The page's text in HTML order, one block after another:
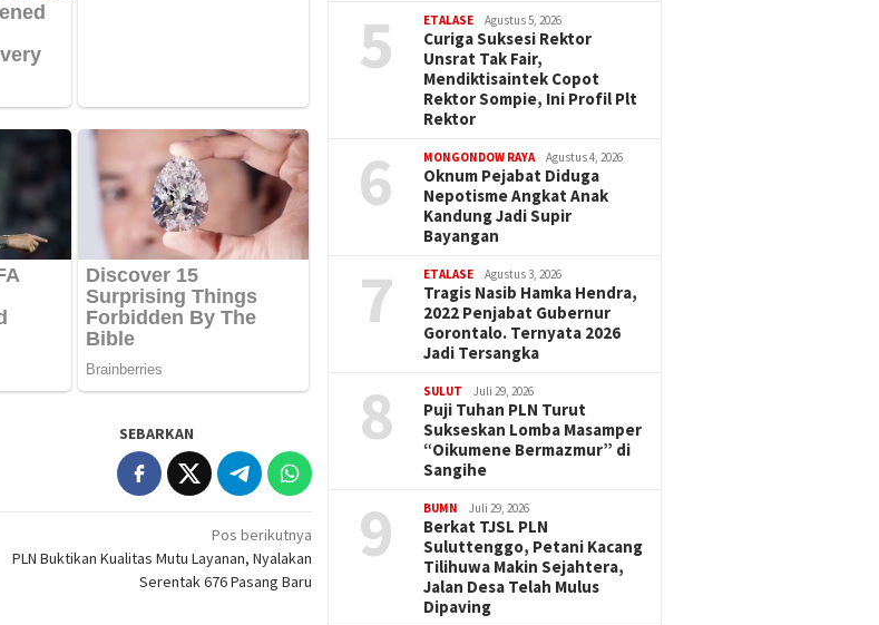
SEBARKAN
Pos berikutnya
PLN Buktikan Kualitas Mutu Layanan, Nyalakan
Serentak 676 Pasang Baru
5 ETALASE Agustus 5, 2026
Curiga Suksesi Rektor
Unsrat Tak Fair,
Mendiktisaintek Copot
Rektor Sompie, Ini Profil Plt
Rektor
6 MONGONDOW RAYA Agustus 4, 2026
Oknum Pejabat Diduga
Nepotisme Angkat Anak
Kandung Jadi Supir
Bayangan
7 ETALASE Agustus 3, 2026
Tragis Nasib Hamka Hendra,
2022 Penjabat Gubernur
Gorontalo. Ternyata 2026
Jadi Tersangka
8 SULUT Juli 29, 2026
Puji Tuhan PLN Turut
Sukseskan Lomba Masamper
“Oikumene Bermazmur” di
Sangihe
9 BUMN Juli 29, 2026
Berkat TJSL PLN
Suluttenggo, Petani Kacang
Tilihuwa Makin Sejahtera,
Jalan Desa Telah Mulus
Dipaving